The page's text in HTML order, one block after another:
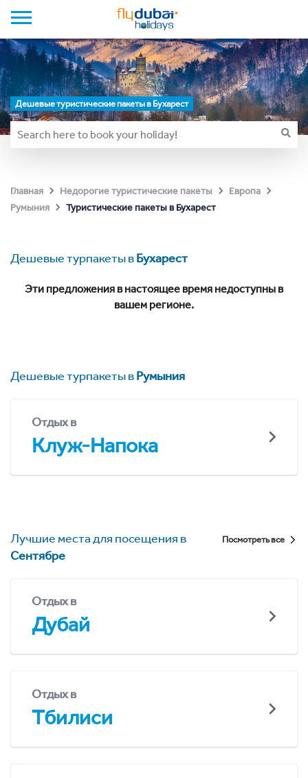
Дешевые туристические пакеты в Бухарест
Главная Недорогие туристические пакеты
Европа
Румыния
Туристические пакеты в Бухарест
Дешевые турпакеты вБухарест
Эти предложения в настоящее время недоступны в
вашем регионе.
Дешевые турпакеты вРумыния
Отдых в
Клуж-Напока
Лучшие места для посещения в
Сентябре
Посмотреть все
Отдых в
Дубай
Отдых в
Тбилиси